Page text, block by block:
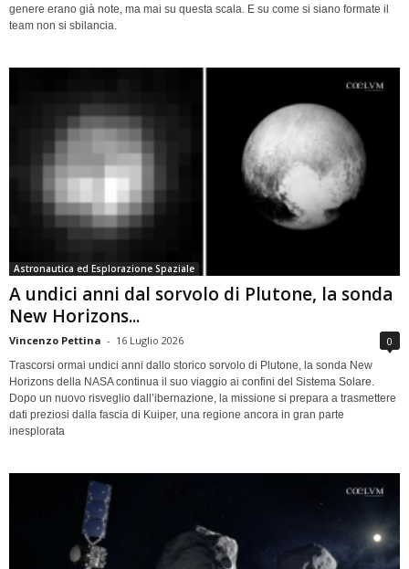
genere erano già note, ma mai su questa scala. E su come si siano formate il
team non si sbilancia.
Astronautica ed Esplorazione Spaziale
A undici anni dal sorvolo di Plutone, la sonda
New Horizons...
Vincenzo Pettina - 16 Luglio 2026 0
Trascorsi ormai undici anni dallo storico sorvolo di Plutone, la sonda New
Horizons della NASA continua il suo viaggio ai confini del Sistema Solare.
Dopo un nuovo risveglio dall’ibernazione, la missione si prepara a trasmettere
dati preziosi dalla fascia di Kuiper, una regione ancora in gran parte
inesplorata